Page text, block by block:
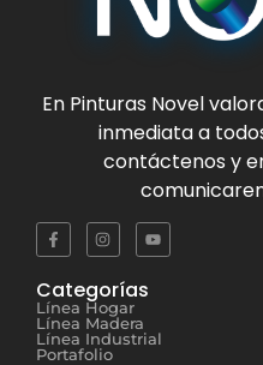
En Pinturas Novel
inmediata a
contáctenos y
Categorías
Línea Hogar
Línea Madera
Línea Industrial
Portafolio